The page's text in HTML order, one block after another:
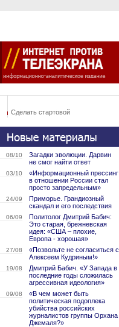
Сделать стартовой
08/10
Загадки эволюции. Дарвин
не смог найти ответ
03/10
«Информационный прессинг
в отношении России стал
просто запредельным»
24/09
Приморье. Грандиозный
скандал и его последствия
06/09
Политолог Дмитрий Бабич:
Это старая, брежневская
идея: «США – плохие,
Европа - хорошая»
27/08
«Позвольте не согласиться с
Алексеем Кудриным!»
19/08
Дмитрий Бабич. «У Запада в
последние годы сложилась
агрессивная идеология»
09/08
«В чем может быть
политическая подоплека
убийства российских
журналистов группы Орхана
Джемаля?»